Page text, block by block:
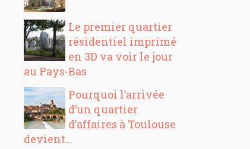
Le premier quartier
résidentiel imprimé
en 3D va voir le jour
au Pays-Bas
Pourquoi l’arrivée
d’un quartier
d’affaires à Toulouse
devient...